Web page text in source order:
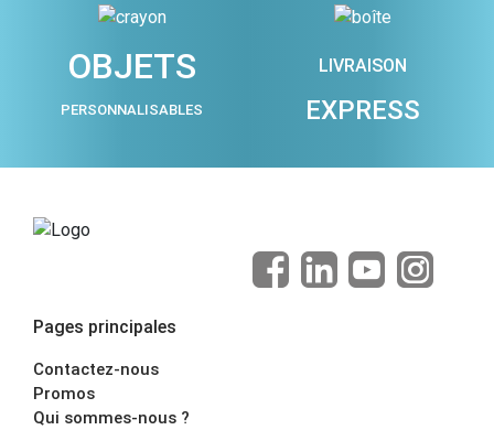
OBJETS
PERSONNALISABLES
LIVRAISON
EXPRESS
Pages principales
Contactez-nous
Promos
Qui sommes-nous ?